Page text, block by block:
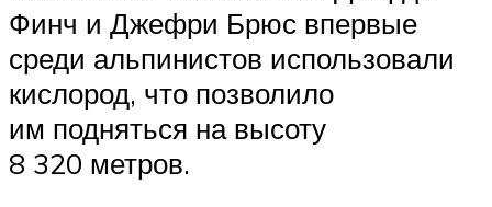
Финч и Джефри Брюс впервые
среди альпинистов использовали
кислород, что позволило
им подняться на высоту
8 320 метров.